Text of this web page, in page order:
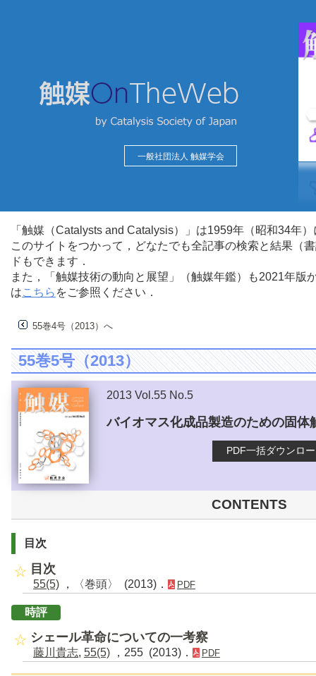
一般社団法人 触媒学会
「触媒（Catalysts and Catalysis）」は1959年（昭和34年
このサイトをつかって，どなたでも全記事の検索と結果（
ドもできます．
また，「触媒技術の動向と展望」（触媒年鑑）も2021年
はこちら をご参照ください．
55巻4号（2013）へ
55巻5号（2013）
2013 Vol.55 No.5
バイオマス化成品製造のための固体
PDF一括ダウンロ
CONTENTS
目次
目次
55(5) ，〈巻頭〉 (2013)． PDF
時評
シェール革命についての一考察
藤川貴志, 55(5) ，255 (2013)． PDF